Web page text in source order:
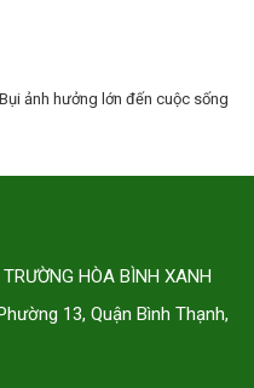
ảnh hưởng lớn đến cuộc sống
HÒA BÌNH XANH
13, Quận Bình Thạnh,